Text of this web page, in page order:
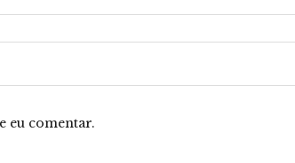
eu comentar.